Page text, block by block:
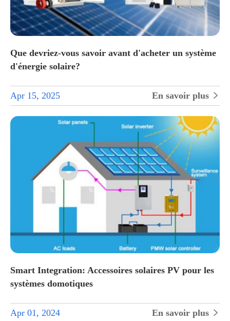
Que devriez-vous savoir avant d'acheter un système
d'énergie solaire?
Apr 15, 2025 En savoir plus 
Smart Integration: Accessoires solaires PV pour les
systèmes domotiques
Apr 01, 2024 En savoir plus 